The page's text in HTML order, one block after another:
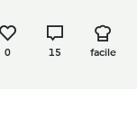
0 15 facile